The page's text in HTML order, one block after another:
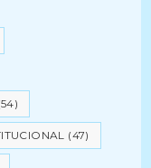
(47)